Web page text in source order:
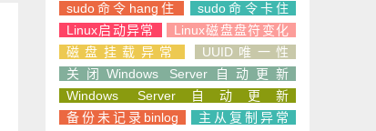
sudo命令hang住
sudo命令卡住
Linux启动异常
Linux磁盘盘符变化
磁盘挂载异常
UUID唯一性
关闭Windows Server自动更新
Windows Server自动更新
备份未记录binlog
主从复制异常